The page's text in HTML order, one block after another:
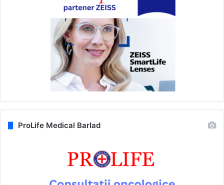
ProLife Medical Barlad